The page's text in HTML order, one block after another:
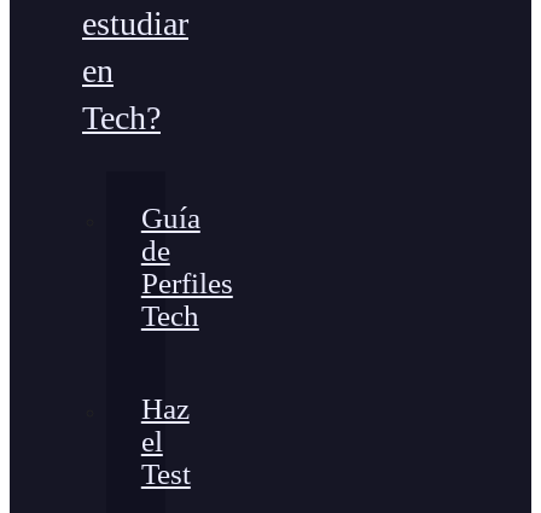
estudiar
en
Tech?
Guía
de
Perfiles
Tech
Haz
el
Test